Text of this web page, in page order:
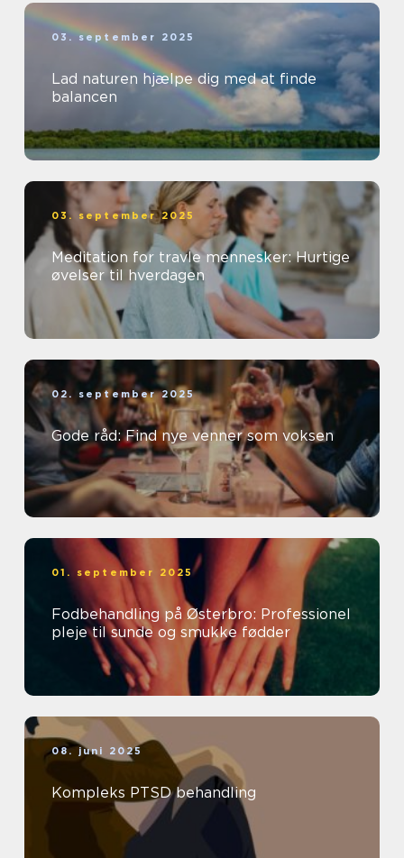
03. september 2025
Lad naturen hjælpe dig med at finde
balancen
03. september 2025
Meditation for travle mennesker: Hurtige
øvelser til hverdagen
02. september 2025
Gode råd: Find nye venner som voksen
01. september 2025
Fodbehandling på Østerbro: Professionel
pleje til sunde og smukke fødder
08. juni 2025
Kompleks PTSD behandling